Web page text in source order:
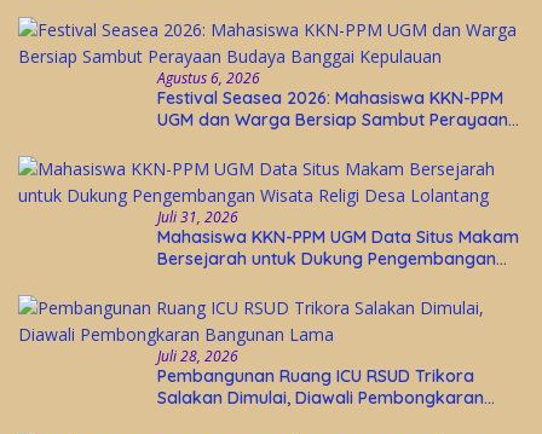
Agustus 6, 2026
Festival Seasea 2026: Mahasiswa KKN-PPM
UGM dan Warga Bersiap Sambut Perayaan
Juli 31, 2026
Mahasiswa KKN-PPM UGM Data Situs Makam
Bersejarah untuk Dukung Pengembangan
Juli 28, 2026
Pembangunan Ruang ICU RSUD Trikora
Salakan Dimulai, Diawali Pembongkaran